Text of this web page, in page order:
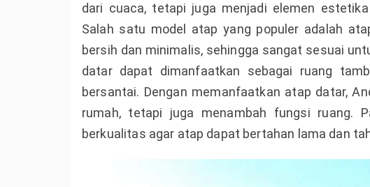
dari cuaca, tetapi juga menjadi elemen
Salah satu model atap yang populer adalah
bersih dan minimalis, sehingga sangat sesuai
datar dapat dimanfaatkan sebagai ruang
bersantai. Dengan memanfaatkan atap datar,
rumah, tetapi juga menambah fungsi ruang.
berkualitas agar atap dapat bertahan lama dan